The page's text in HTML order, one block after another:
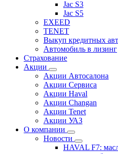
Jac S3
Jac S5
EXEED
TENET
Выкуп кредитных
Автомобиль в лизинг
Страхование
Акции
Акции Автосалона
Акции Сервиса
Акции Haval
Акции Changan
Акции Tenet
Акции УАЗ
О компании
Новости
HAVAL F7: